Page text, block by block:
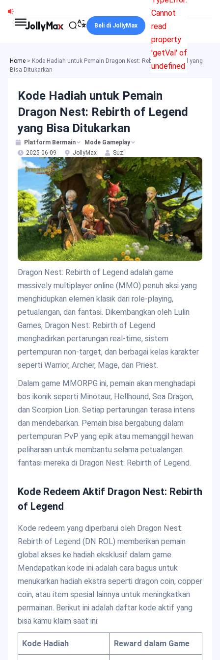
Cannot
read
property
'getVal' of
undefined
Beli di JollyMax
Home > Kode Hadiah untuk Pemain Dragon Nest: Rebirth of Legend yang
Bisa Ditukarkan
Kode Hadiah untuk Pemain
Dragon Nest: Rebirth of Legend
yang Bisa Ditukarkan
Platform Bermain
Mode Gameplay
2025-06-09
JollyMax Suzi
Dragon Nest: Rebirth of Legend adalah game
massively multiplayer online (MMO) penuh aksi yang
menghidupkan elemen klasik dari role-playing,
petualangan, dan fantasi. Dikembangkan oleh Lulin
Games, Dragon Nest: Rebirth of Legend
menghadirkan pertarungan real-time, sistem
pertempuran non-target, dan berbagai kelas karakter
seperti Warrior, Archer, Mage, dan Priest.
Dalam game MMORPG ini, pemain akan menghadapi
bos ikonik seperti Minotaur, Hellhound, Sea Dragon,
dan Scorpion Lion. Setiap pertarungan terasa intens
dan mendebarkan. Pemain bisa bergabung dalam
pertempuran PvP yang epik atau memanggil hewan
peliharaan untuk membantu selama petualangan
fantasi mereka di Dragon Nest: Rebirth of Legend.
Kode Redeem Aktif Dragon Nest: Rebirth
of Legend
Kode redeem yang diperbarui oleh Dragon Nest:
Rebirth of Legend (DN ROL) memberikan pemain
global akses ke hadiah eksklusif dalam game.
Mendapatkan kode ini adalah cara bagus untuk
menukarkan hadiah ekstra seperti dragon coin, copper
coin, atau item spesial lainnya untuk meningkatkan
permainan. Berikut ini adalah daftar kode aktif yang
bisa kamu klaim saat ini:
Kode Hadiah Reward dalam Game